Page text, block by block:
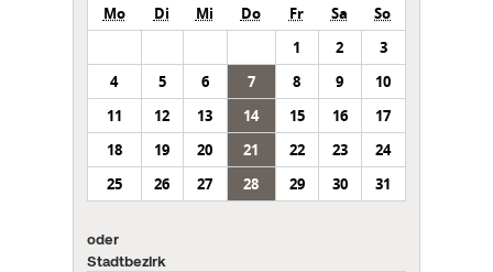
Mo Di Mi Do Fr Sa
So
1
2
3
4
5 6 7 8 9
10
11
12 13 14 15 16
17
18
19 20 21 22 23
24
25
26 27 28 29 30 31
oder
Stadtbezirk